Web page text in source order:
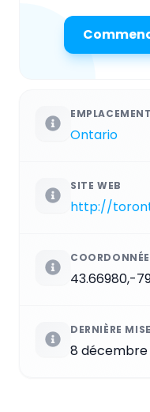
EMPLACEMENT
Ontario
SITE WEB
43.66980,-
DERNIÈRE
8 décembre